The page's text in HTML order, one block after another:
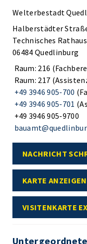
Welterbestadt
Halberstädter
Technisches Rathaus
06484 Quedlinburg
Raum: 216
Raum: 217
+49 3946 905-700
+49 3946 905-701
+49 3946 905-9700
NACHRICHT
KARTE ANZEIGEN
VISITENKARTE